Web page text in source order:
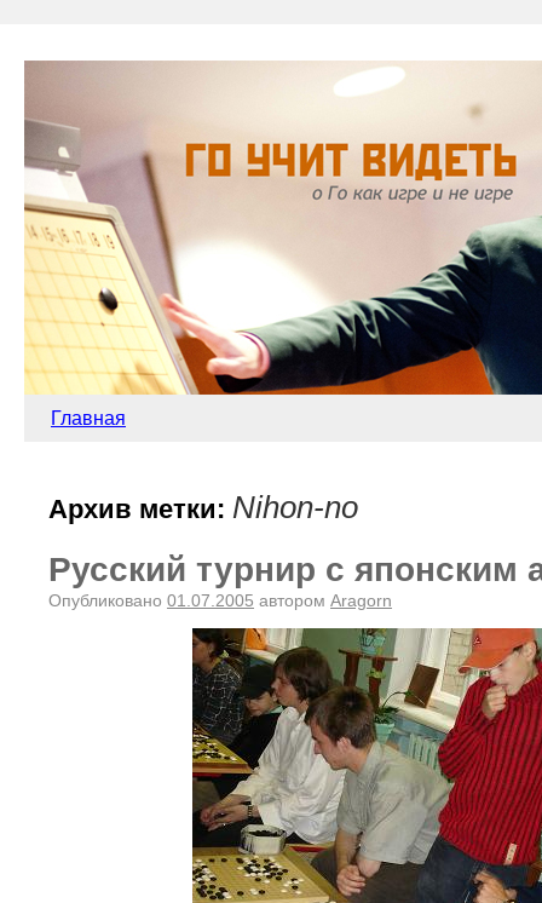
Главная
Архив метки: Nihon-no
Русский турнир с японским
Опубликовано 01.07.2005 автором Aragorn